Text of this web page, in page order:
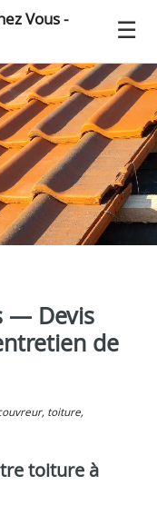
Vous -
— Devis
de
toiture,
toiture à